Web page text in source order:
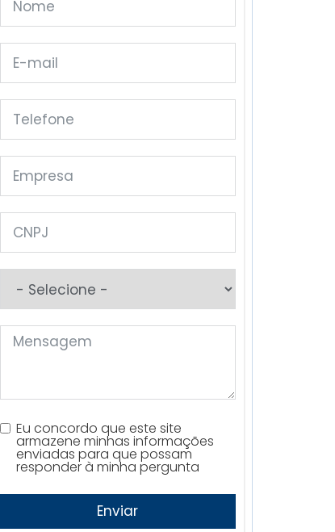
Eu concordo que este site
armazene minhas informações
enviadas para que possam
responder à minha pergunta
Enviar